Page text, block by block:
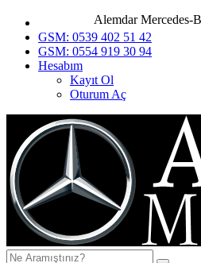
Alemdar Mercedes-
GSM: 0539 402 51 42
GSM: 0554 919 30 94
Hesabım
Kayıt Ol
Oturum Aç